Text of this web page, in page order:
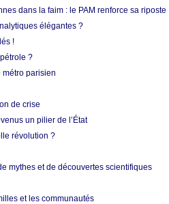
dans la faim : le PAM renforce sa riposte
élégantes ?
!
?
métro parisien
de crise
un pilier de l’État
révolution ?
mythes et de découvertes scientifiques
et les communautés